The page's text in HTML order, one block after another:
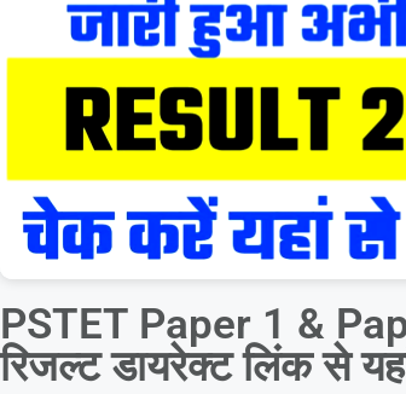
PSTET Paper 1 &
रिजल्ट डायरेक्ट लिंक से